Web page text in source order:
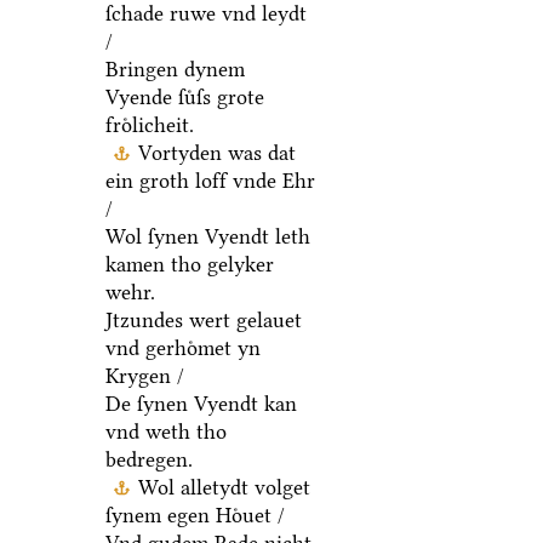
ſchade ruwe vnd leydt
/
Bringen dynem
Vyende ſuͤſs grote
froͤlicheit.
Vortyden was dat
ein groth loff vnde Ehr
/
Wol ſynen Vyendt leth
kamen tho gelyker
wehr.
Jtzundes wert gelauet
vnd gerhoͤmet yn
Krygen /
De ſynen Vyendt kan
vnd weth tho
bedregen.
Wol alletydt volget
ſynem egen Hoͤuet /